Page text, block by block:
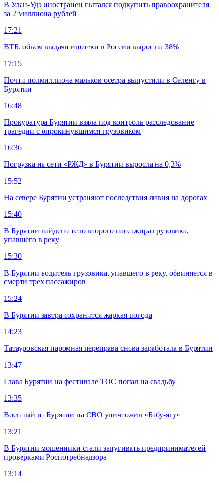
В Улан-Удэ иностранец пытался подкупить правоохранителя
за 2 миллиона рублей
17:21
ВТБ: объем выдачи ипотеки в России вырос на 38%
17:15
Почти полмиллиона мальков осетра выпустили в Селенгу в
Бурятии
16:48
Прокуратура Бурятии взяла под контроль расследование
трагедии с опрокинувшимся грузовиком
16:36
Погрузка на сети «РЖД» в Бурятии выросла на 0,3%
15:52
На севере Бурятии устраняют последствия ливня на дорогах
15:40
В Бурятии найдено тело второго пассажира грузовика,
упавшего в реку
15:30
В Бурятии водитель грузовика, упавшего в реку, обвиняется в
смерти трех пассажиров
15:24
В Бурятии завтра сохранится жаркая погода
14:23
Татауровская паромная переправа снова заработала в Бурятии
13:47
Глава Бурятии на фестивале ТОС попал на свадьбу
13:35
Военный из Бурятии на СВО уничтожил «Бабу-ягу»
13:21
В Бурятии мошенники стали запугивать предпринимателей
проверками Роспотребнадзора
13:14